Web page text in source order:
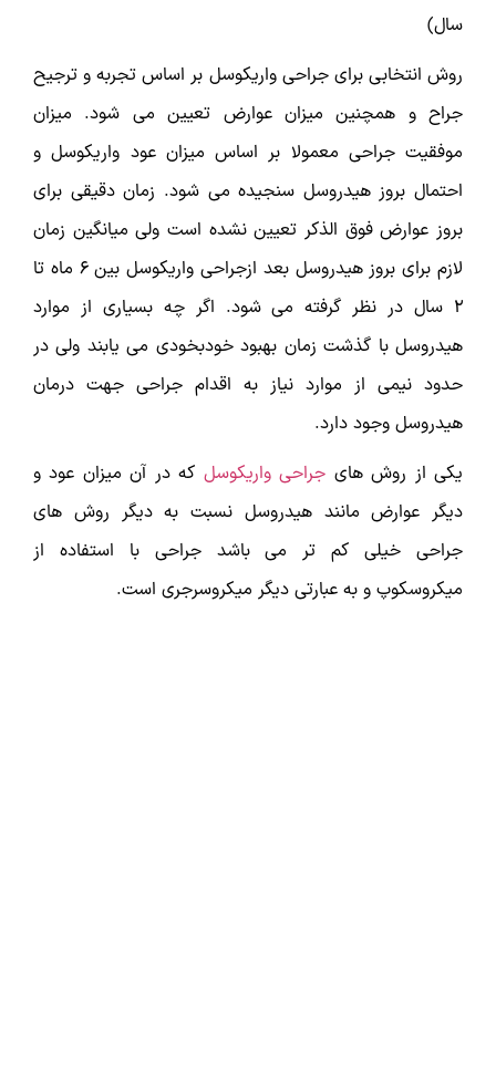
سال)
روش انتخابی برای جراحی واریکوسل بر اساس تجربه و ترجیح
جراح و همچنین میزان عوارض تعیین می شود. میزان
موفقیت جراحی معمولا بر اساس میزان عود واريکوسل و
احتمال بروز هیدروسل سنجیده می شود. زمان دقیقی برای
بروز عوارض فوق الذکر تعیین نشده است ولی میانگین زمان
لازم برای بروز هیدروسل بعد ازجراحی واریکوسل بین 6 ماه تا
2 سال در نظر گرفته می شود. اگر چه بسیاری از موارد
هیدروسل با گذشت زمان بهبود خودبخودی می یابند ولی در
حدود نیمی از موارد نیاز به اقدام جراحی جهت درمان
هیدروسل وجود دارد.
یکی از روش های جراحی واریکوسل که در آن میزان عود و
دیگر عوارض مانند هیدروسل نسبت به دیگر روش های
جراحی خیلی کم تر می باشد جراحی با استفاده از
میکروسکوپ و به عبارتی دیگر میکروسرجری است.